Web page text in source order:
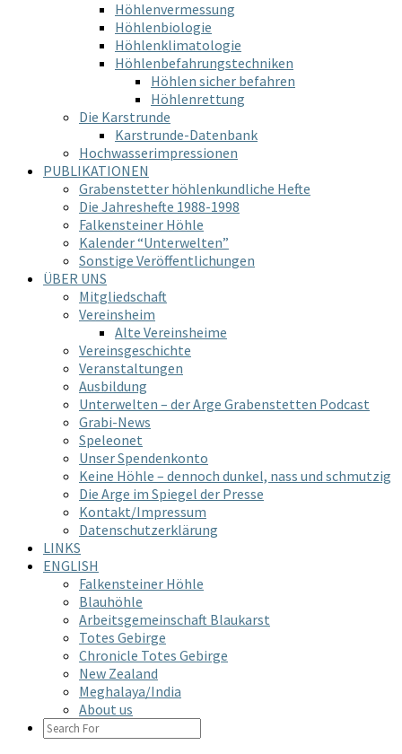
Höhlenvermessung
Höhlenbiologie
Höhlenklimatologie
Höhlenbefahrungstechniken
Höhlen sicher befahren
Höhlenrettung
Die Karstrunde
Karstrunde-Datenbank
Hochwasserimpressionen
PUBLIKATIONEN
Grabenstetter höhlenkundliche Hefte
Die Jahreshefte 1988-1998
Falkensteiner Höhle
Kalender “Unterwelten”
Sonstige Veröffentlichungen
ÜBER UNS
Mitgliedschaft
Vereinsheim
Alte Vereinsheime
Vereinsgeschichte
Veranstaltungen
Ausbildung
Unterwelten – der Arge Grabenstetten Podcast
Grabi-News
Speleonet
Unser Spendenkonto
Keine Höhle – dennoch dunkel, nass und schmutzig
Die Arge im Spiegel der Presse
Kontakt/Impressum
Datenschutzerklärung
LINKS
ENGLISH
Falkensteiner Höhle
Blauhöhle
Arbeitsgemeinschaft Blaukarst
Totes Gebirge
Chronicle Totes Gebirge
New Zealand
Meghalaya/India
About us
SEARCH
ICON